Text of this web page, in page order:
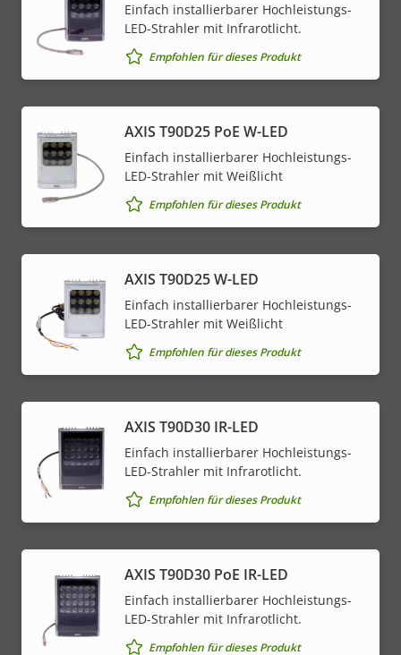
Einfach installierbarer Hochleistungs-
LED-Strahler mit Infrarotlicht.
Empfohlen für dieses Produkt
AXIS T90D25 PoE W-LED
Einfach installierbarer Hochleistungs-
LED-Strahler mit Weißlicht
Empfohlen für dieses Produkt
AXIS T90D25 W-LED
Einfach installierbarer Hochleistungs-
LED-Strahler mit Weißlicht
Empfohlen für dieses Produkt
AXIS T90D30 IR-LED
Einfach installierbarer Hochleistungs-
LED-Strahler mit Infrarotlicht.
Empfohlen für dieses Produkt
AXIS T90D30 PoE IR-LED
Einfach installierbarer Hochleistungs-
LED-Strahler mit Infrarotlicht.
Empfohlen für dieses Produkt